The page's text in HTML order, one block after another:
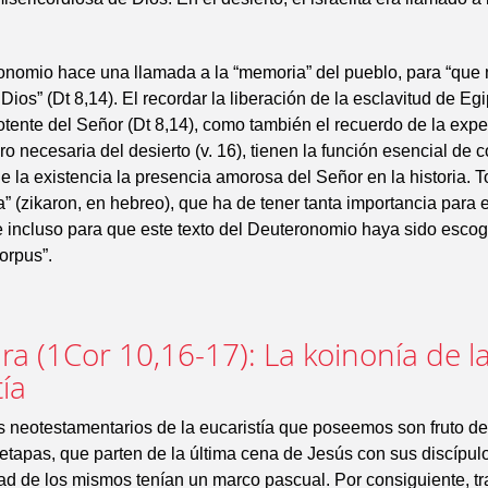
hace una llamada a la “memoria” del pueblo, para “que
(Dt 8,14). El recordar la liberación de la esclavitud de
del Señor (Dt 8,14), como también el recuerdo de la
necesaria del desierto (v. 16), tienen la función esencial de
la existencia la presencia amorosa del Señor en la historia.
(zikaron, en hebreo), que ha de tener tanta importancia para
incluso para que este texto del Deuteronomio haya sido
(1Cor 10,16-17): La koinonía de
neotestamentarios de la eucaristía que poseemos son fruto
que parten de la última cena de Jesús con sus
de los mismos tenían un marco pascual. Por consiguiente,